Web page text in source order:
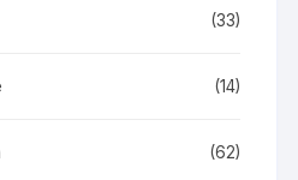
(33)
(14)
(62)